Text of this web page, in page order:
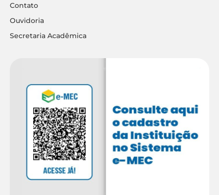
Contato
Ouvidoria
Secretaria Acadêmica